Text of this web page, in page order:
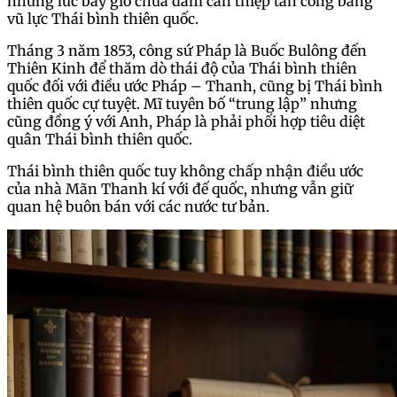
vũ lực Thái bình thiên quốc.
Tháng 3 năm 1853, công sứ Pháp là Buốc Bulông đến
Thiên Kinh để thăm dò thái độ của Thái bình thiên
quốc đối với điều ước Pháp – Thanh, cũng bị Thái bình
thiên quốc cự tuyệt. Mĩ tuyên bố “trung lập” nhưng
cũng đồng ý với Anh, Pháp là phải phối hợp tiêu diệt
quân Thái bình thiên quốc.
Thái bình thiên quốc tuy không chấp nhận điều ước
của nhà Mãn Thanh kí với đế quốc, nhưng vẫn giữ
quan hệ buôn bán với các nước tư bản.